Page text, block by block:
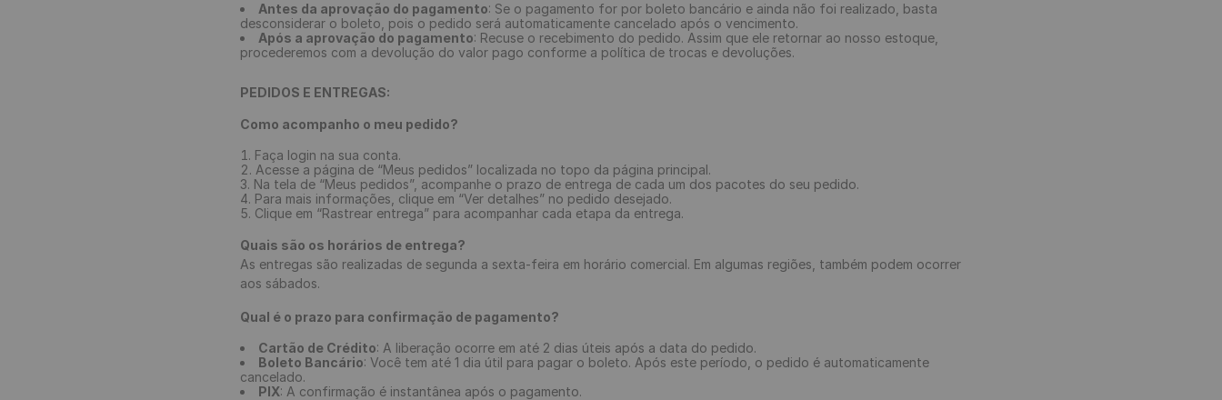
Antes da aprovação do pagamento: Se o pagamento for por boleto bancário e ainda não foi realizado, basta
desconsiderar o boleto, pois o pedido será automaticamente cancelado após o vencimento.
Após a aprovação do pagamento: Recuse o recebimento do pedido. Assim que ele retornar ao nosso estoque,
procederemos com a devolução do valor pago conforme a política de trocas e devoluções.
PEDIDOS E ENTREGAS:
Como acompanho o meu pedido?
Faça login na sua conta.
Acesse a página de “Meus pedidos” localizada no topo da página principal.
Na tela de “Meus pedidos”, acompanhe o prazo de entrega de cada um dos pacotes do seu pedido.
Para mais informações, clique em “Ver detalhes” no pedido desejado.
Clique em “Rastrear entrega” para acompanhar cada etapa da entrega.
Quais são os horários de entrega?
As entregas são realizadas de segunda a sexta-feira em horário comercial. Em algumas regiões, também podem ocorrer
aos sábados.
Qual é o prazo para confirmação de pagamento?
Cartão de Crédito: A liberação ocorre em até 2 dias úteis após a data do pedido.
Boleto Bancário: Você tem até 1 dia útil para pagar o boleto. Após este período, o pedido é automaticamente
cancelado.
PIX: A confirmação é instantânea após o pagamento.